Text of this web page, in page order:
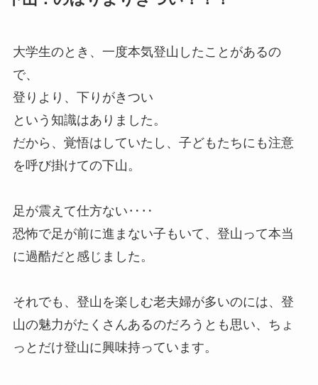
大学生のとき、一度本気登山したことがあるの
で、
登りより、下りがきつい
という知識はありました。
だから、覚悟はしていたし、子どもたちにも注意
を呼び掛けての下山。
足が震えて仕方ない‥‥
恐怖で足が前に進まない子もいて、登山って本当
に過酷だと感じました。
それでも、登山を楽しむ老夫婦が多いのには、登
山の魅力がたくさんあるのだろうとも思い、ちょ
っとだけ登山に興味持っています。